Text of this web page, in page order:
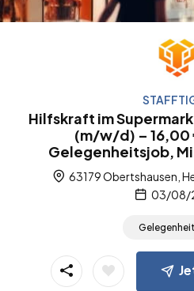
Hilfskraft im
(m/w/d) – 16,00
Gelegenheitsjob,
63179 Obertshausen,
03/08/